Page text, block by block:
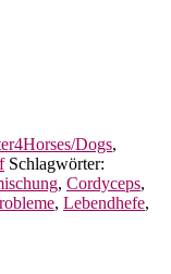
Dogs,
Schlagwörter:
, Cordyceps,
, Lebendhefe,